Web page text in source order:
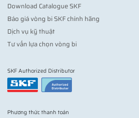
Download Catalogue SKF
Báo giá vòng bi SKF chính hãng
Dịch vụ kỹ thuật
Tư vấn lựa chọn vòng bi
SKF Authorized Distributor
Phương thức thanh toán